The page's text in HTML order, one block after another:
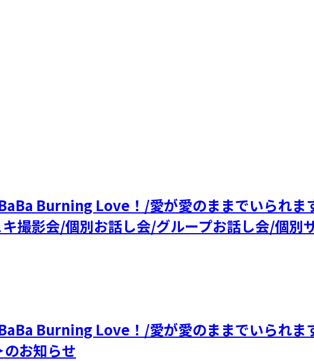
Burning Love！/愛が愛のままでいられま
撮影会/個別お話し会/グループお話し会/個別
Burning Love！/愛が愛のままでいられま
お知らせ